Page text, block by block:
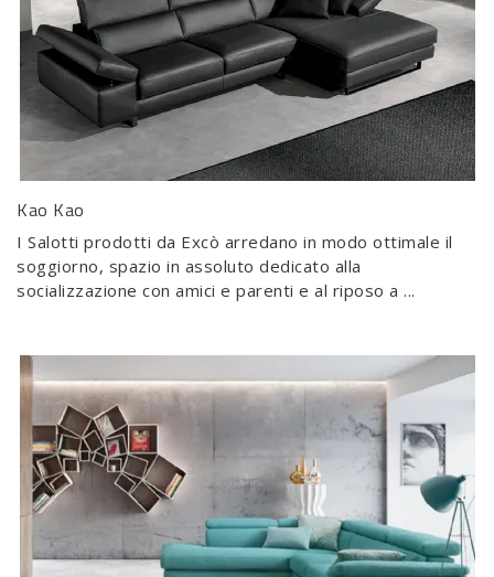
Kao Kao
I Salotti prodotti da Excò arredano in modo ottimale il
soggiorno, spazio in assoluto dedicato alla
socializzazione con amici e parenti e al riposo a ...